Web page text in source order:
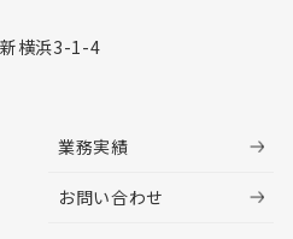
横浜3-1-4
業務実績
お問い合わせ